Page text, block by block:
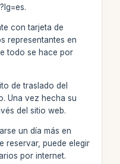
con tarjeta de
representantes en
todo se hace por
de traslado del
Una vez hecha su
del sitio web.
un día más en
reservar, puede elegir
por internet.